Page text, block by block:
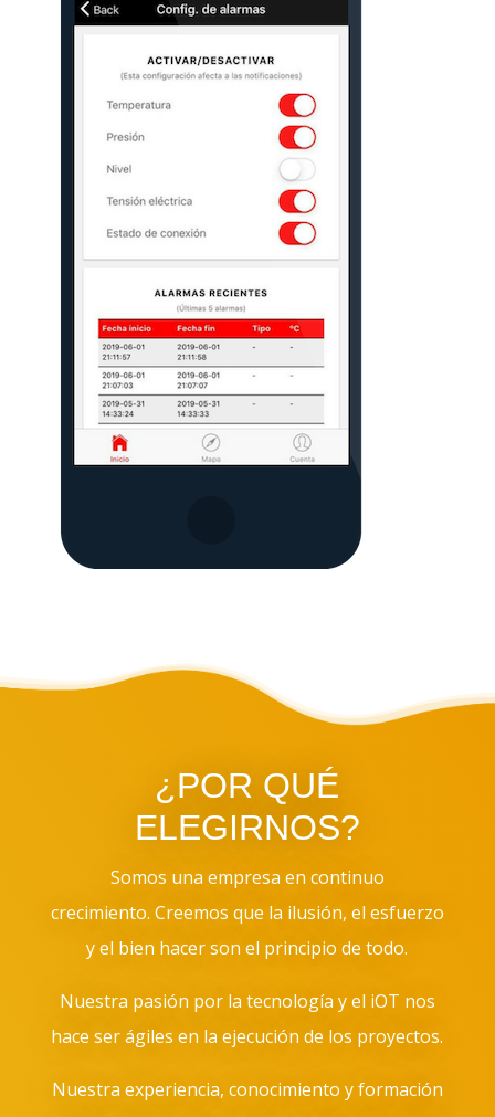
¿POR QUÉ
ELEGIRNOS?
Somos una empresa en continuo
crecimiento. Creemos que la ilusión, el esfuerzo
y el bien hacer son el principio de todo.
Nuestra pasión por la tecnología y el iOT nos
hace ser ágiles en la ejecución de los proyectos.
Nuestra experiencia, conocimiento y formación